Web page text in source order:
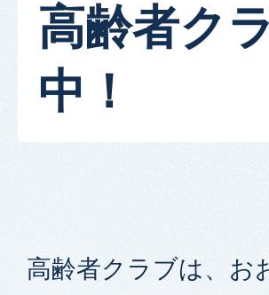
高齢者ク
中！
高齢者クラブは、お